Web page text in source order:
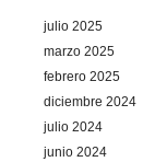
julio 2025
marzo 2025
febrero 2025
diciembre 2024
julio 2024
junio 2024